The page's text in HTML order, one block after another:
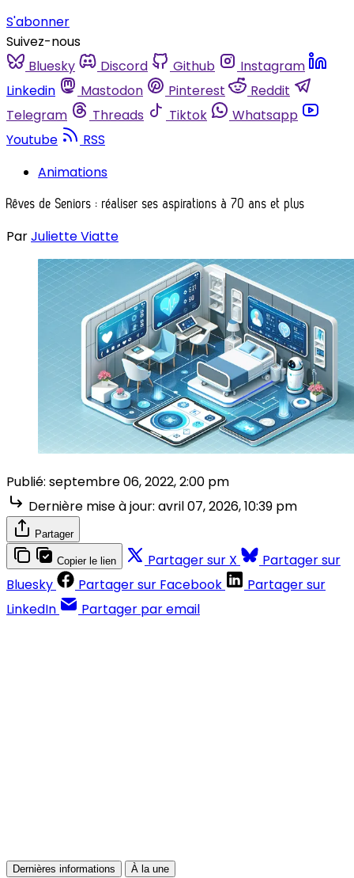
S'abonner
Suivez-nous
Bluesky
Discord Github
Instagram
Linkedin
Mastodon Pinterest
Reddit
Telegram
Threads Tiktok
Whatsapp
Youtube
RSS
Animations
Rêves de Seniors : réaliser ses aspirations à 70 ans et plus
ParJuliette Viatte
Publié: septembre 06, 2022, 2:00 pm
Dernière mise à jour: avril 07, 2026, 10:39 pm
Partager
Copier le lien Partager sur X
Partager sur
Bluesky
Partager sur Facebook
Partager sur
LinkedIn
Partager par email
Dernières informations À la une